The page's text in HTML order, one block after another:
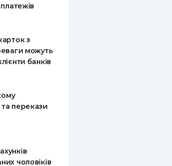
з
можуть
банків
перекази
чоловіків